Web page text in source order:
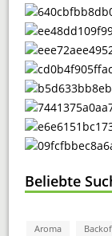
Beliebte
Aroma